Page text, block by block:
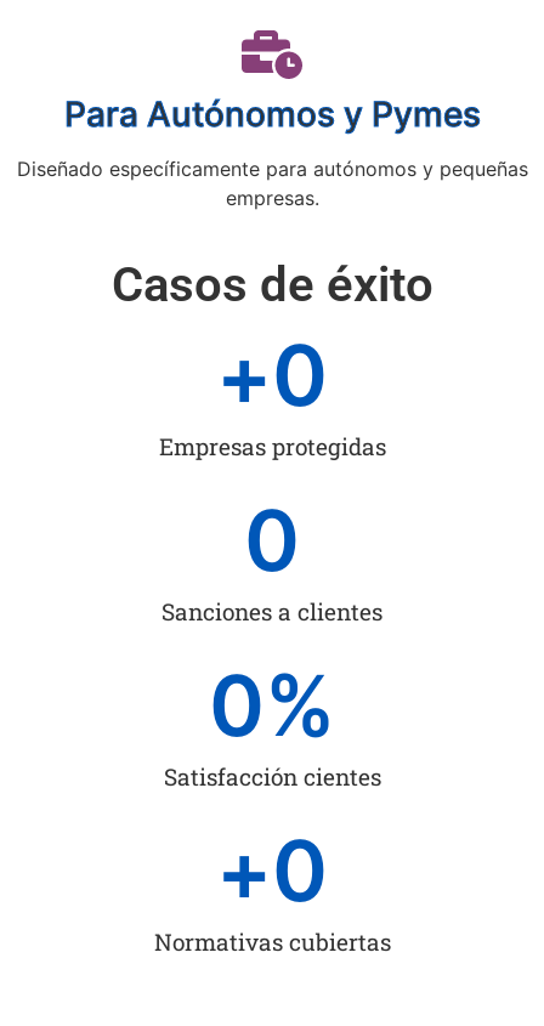
Para Autónomos y Pymes
Diseñado específicamente para autónomos y pequeñas
empresas.
Casos de éxito
Empresas protegidas
+0
Sanciones a clientes
0
Satisfacción cientes
0%
Normativas cubiertas
+0